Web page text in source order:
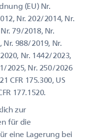
(EU) Nr.
Nr. 202/2014, Nr.
79/2018, Nr.
988/2019, Nr.
Nr. 1442/2023,
2025, Nr. 250/2026
CFR 175.300, US
177.1520.
zur
für die
eine Lagerung bei